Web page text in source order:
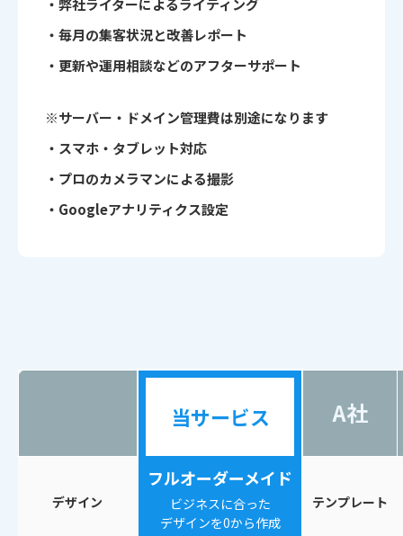
・弊社ライターによるライティング
・毎月の集客状況と改善レポート
・更新や運用相談などのアフターサポート
※サーバー・ドメイン管理費は別途になります
・スマホ・タブレット対応
・プロのカメラマンによる撮影
・Googleアナリティクス設定
当サービス A社
デザイン
フルオーダーメイド
ビジネスに合った
デザインを0から作成
テンプレート